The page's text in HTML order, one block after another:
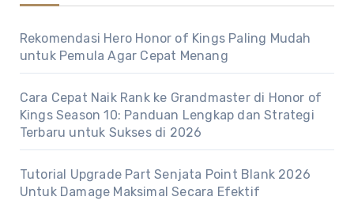
Rekomendasi Hero Honor of Kings Paling Mudah
untuk Pemula Agar Cepat Menang
Cara Cepat Naik Rank ke Grandmaster di Honor of
Kings Season 10: Panduan Lengkap dan Strategi
Terbaru untuk Sukses di 2026
Tutorial Upgrade Part Senjata Point Blank 2026
Untuk Damage Maksimal Secara Efektif